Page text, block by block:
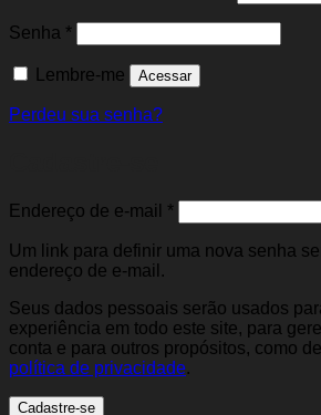
Senha *Obrigatório
Lembre-me Acessar
Perdeu sua senha?
Endereço de e-mail *Obrigatório
Um link para definir uma nova senha
endereço de e-mail.
Seus dados pessoais serão usados
experiência em todo este site, para
conta e para outros propósitos, como
política de privacidade.
Cadastre-se